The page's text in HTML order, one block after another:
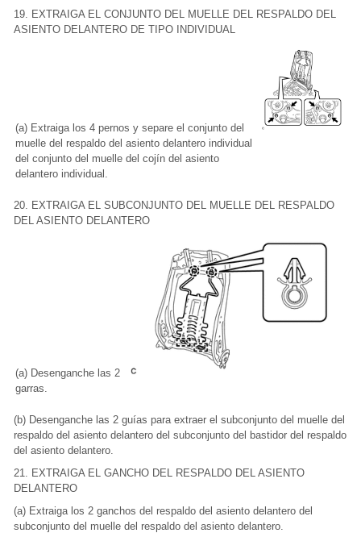
19. EXTRAIGA EL CONJUNTO DEL MUELLE DEL RESPALDO DEL
ASIENTO DELANTERO DE TIPO INDIVIDUAL
(a) Extraiga los 4 pernos y separe el conjunto del
muelle del respaldo del asiento delantero individual
del conjunto del muelle del cojín del asiento
delantero individual.
20. EXTRAIGA EL SUBCONJUNTO DEL MUELLE DEL RESPALDO
DEL ASIENTO DELANTERO
(a) Desenganche las 2
garras.
(b) Desenganche las 2 guías para extraer el subconjunto del muelle del
respaldo del asiento delantero del subconjunto del bastidor del respaldo
del asiento delantero.
21. EXTRAIGA EL GANCHO DEL RESPALDO DEL ASIENTO
DELANTERO
(a) Extraiga los 2 ganchos del respaldo del asiento delantero del
subconjunto del muelle del respaldo del asiento delantero.